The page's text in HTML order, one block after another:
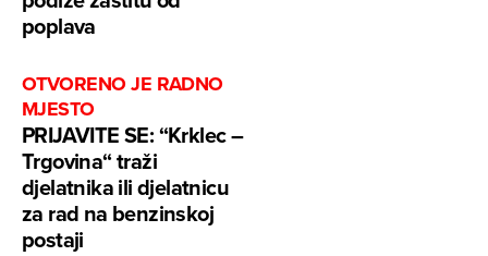
poplava
OTVORENO JE RADNO
MJESTO
PRIJAVITE SE: “Krklec –
Trgovina“ traži
djelatnika ili djelatnicu
za rad na benzinskoj
postaji